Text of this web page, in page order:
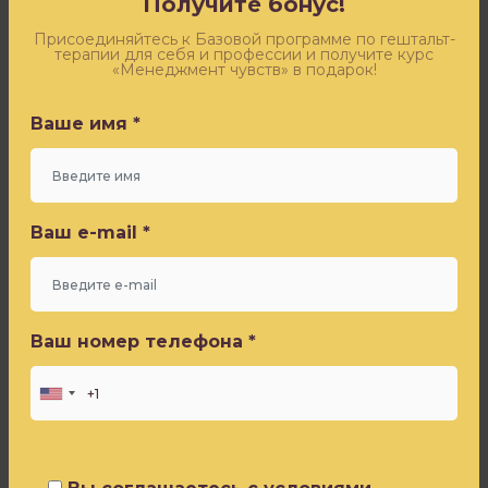
понимаете,
так
больше
благо!
вы
Оставьте заявку - и получите бесплатный доступ к
эфиру «Синдром самозванца» от Игоря Погодина
Ваш e-mail *
Ваш номер телефона *
Политики конфиденциальности
Присоединяйтесь к Базовой программе по гештальт-
терапии для себя и профессии и получите курс
«Менеджмент чувств» в подарок!
Ваше имя *
Ваш e-mail *
Ваш номер телефона *